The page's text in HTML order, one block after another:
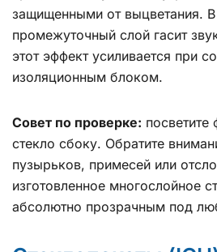
защищенными от выцветания.
промежуточный слой гасит
этот эффект усиливается при
изоляционным блоком.
Совет по проверке:
стекло сбоку. Обратите
пузырьков, примесей или
изготовленное многослойное
абсолютно прозрачным под